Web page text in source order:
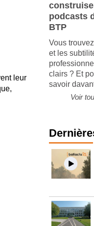
durabilité
podcasts
BTP
Vous
et les
clairs ? Et
savoir
Voir